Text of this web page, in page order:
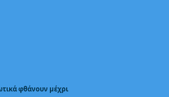
φθάνουν μέχρι